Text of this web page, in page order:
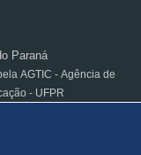
Paraná
AGTIC - Agência de
- UFPR